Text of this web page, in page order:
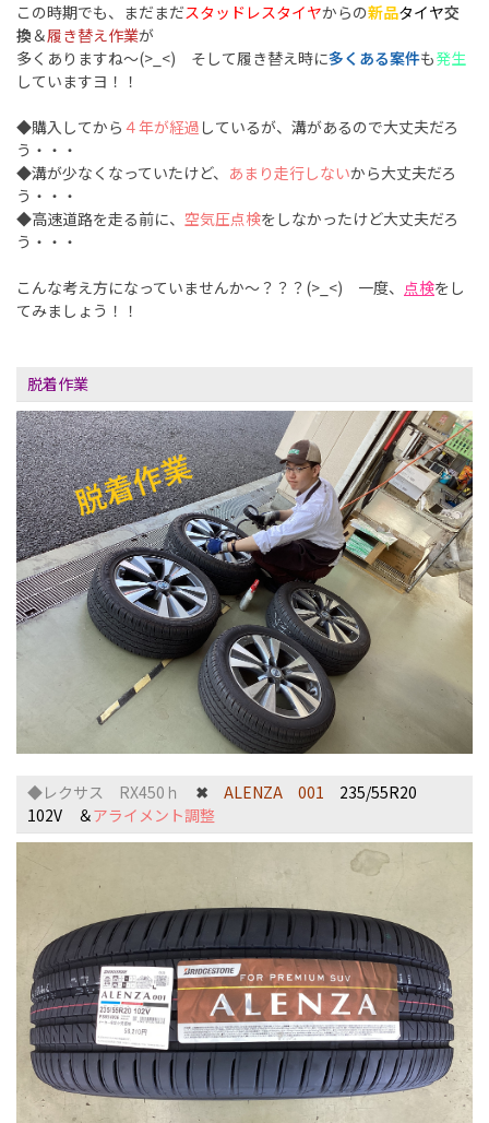
この時期でも、まだまだスタッドレスタイヤからの新品タイヤ交
換 ＆履き替え作業が
多くありますね～(>_<) そして履き替え時に多くある案件も発生
していますヨ！！
◆購入してから ４年が経過 しているが、溝があるので大丈夫だろ
う・・・
◆溝が少なくなっていたけど、 あまり走行しないから大丈夫だろ
う・・・
◆高速道路を走る前に、 空気圧点検をしなかったけど大丈夫だろ
う・・・
こんな考え方になっていませんか～？？？(>_<) 一度、 点検をし
てみましょう！！
脱着作業
◆レクサス RX450ｈ ✖ ALENZA 001 235/55R20
102V ＆アライメント調整